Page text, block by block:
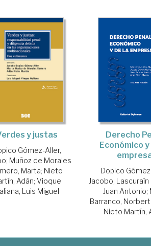
y justas
Gómez-Aller,
; Muñoz de Morales
Marta; Nieto
Adán;Vioque
Luis Miguel
Derecho
Económico y
Dopico
Jacobo; Lascuraín
Juan Antonio;
Barranco,
Nieto Martín,